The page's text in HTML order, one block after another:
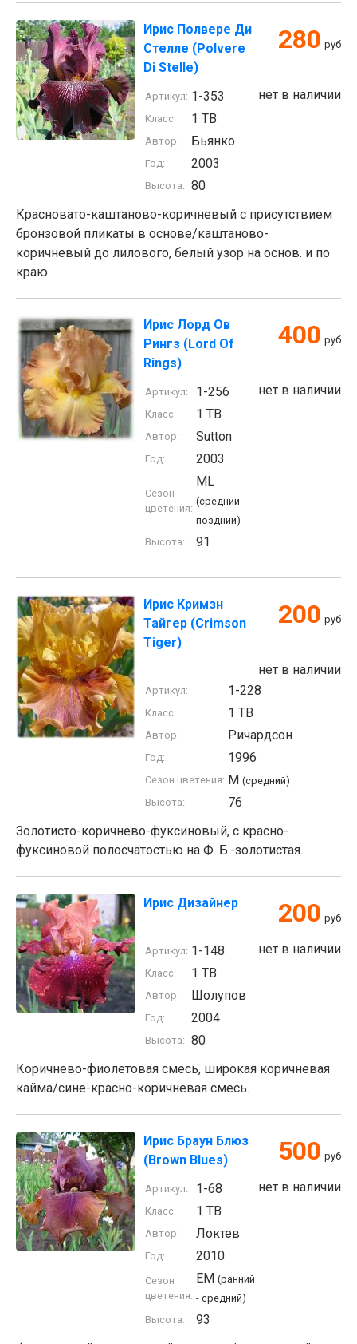
Ирис Полвере Ди
Стелле (Polvere
Di Stelle)
280 руб
нет в наличии
Артикул: 1-353
Класс: 1 TB
Автор: Бьянко
Год: 2003
Высота: 80
Красновато-каштаново-коричневый с присутствием
бронзовой пликаты в основе/каштаново-
коричневый до лилового, белый узор на основ. и по
краю.
Ирис Лорд Ов
Рингз (Lord Of
Rings)
400 руб
нет в наличии
Артикул: 1-256
Класс: 1 TB
Автор: Sutton
Год: 2003
Сезон
цветения:
ML
(средний -
поздний)
Высота:
91
Ирис Кримзн
Тайгер (Crimson
Tiger)
200 руб
нет в наличии
Артикул: 1-228
Класс: 1 TB
Автор: Ричардсон
Год: 1996
Сезон цветения: M (средний)
Высота:
76
Золотисто-коричнево-фуксиновый, с красно-
фуксиновой полосчатостью на Ф. Б.-золотистая.
Ирис Дизайнер 200 руб
нет в наличии
Артикул: 1-148
Класс: 1 TB
Автор: Шолупов
Год: 2004
Высота: 80
Коричнево-фиолетовая смесь, широкая коричневая
кайма/сине-красно-коричневая смесь.
Ирис Браун Блюз
(Brown Blues)
500 руб
нет в наличии
Артикул: 1-68
Класс: 1 TB
Автор: Локтев
Год: 2010
Сезон
цветения:
EM (ранний
- средний)
Высота:
93